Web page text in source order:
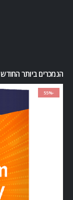
הנמכרים ביותר החודש
-55%